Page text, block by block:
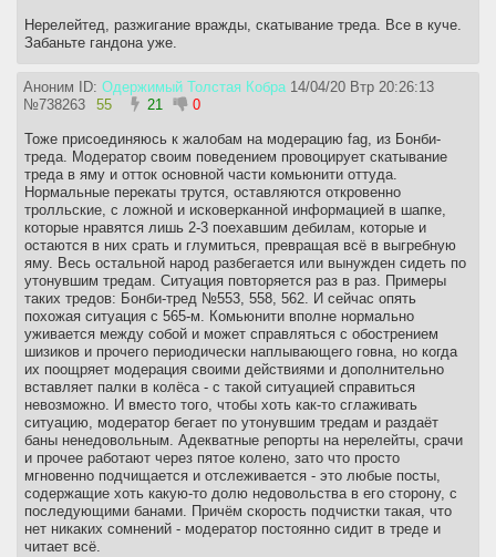
Нерелейтед, разжигание вражды, скатывание треда. Все в куче.
Забаньте гандона уже.
Аноним ID: Одержимый Толстая Кобра 14/04/20 Втр 20:26:13
№738263 55 21 0
Тоже присоединяюсь к жалобам на модерацию fag, из Бонби-
треда. Модератор своим поведением провоцирует скатывание
треда в яму и отток основной части комьюнити оттуда.
Нормальные перекаты трутся, оставляются откровенно
тролльские, с ложной и исковерканной информацией в шапке,
которые нравятся лишь 2-3 поехавшим дебилам, которые и
остаются в них срать и глумиться, превращая всё в выгребную
яму. Весь остальной народ разбегается или вынужден сидеть по
утонувшим тредам. Ситуация повторяется раз в раз. Примеры
таких тредов: Бонби-тред №553, 558, 562. И сейчас опять
похожая ситуация с 565-м. Комьюнити вполне нормально
уживается между собой и может справляться с обострением
шизиков и прочего периодически наплывающего говна, но когда
их поощряет модерация своими действиями и дополнительно
вставляет палки в колёса - с такой ситуацией справиться
невозможно. И вместо того, чтобы хоть как-то сглаживать
ситуацию, модератор бегает по утонувшим тредам и раздаёт
баны ненедовольным. Адекватные репорты на нерелейты, срачи
и прочее работают через пятое колено, зато что просто
мгновенно подчищается и отслеживается - это любые посты,
содержащие хоть какую-то долю недовольства в его сторону, с
последующими банами. Причём скорость подчистки такая, что
нет никаких сомнений - модератор постоянно сидит в треде и
читает всё.